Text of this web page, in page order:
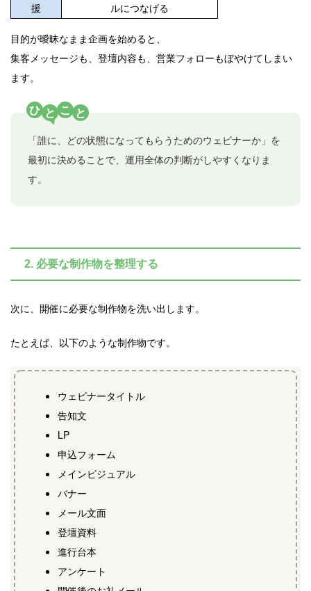
援
ルにつなげる
目的が曖昧なまま企画を始めると、
集客メッセージも、登壇内容も、営業フォローもぼやけてしまい
ます。
ひ と こ と
「誰に、どの状態になってもらうためのウェビナーか」を
最初に決めることで、運用全体の判断がしやすくなりま
す。
2. 必要な制作物を整理する
次に、開催に必要な制作物を洗い出します。
たとえば、以下のような制作物です。
ウェビナータイトル
告知文
LP
申込フォーム
メインビジュアル
バナー
メール文面
登壇資料
進行台本
アンケート